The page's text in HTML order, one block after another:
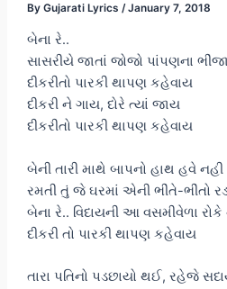
By Gujarati Lyrics /January 7, 2018
બેના રે..
સાસરીયે જાતાં જોજો પાંપણના
દીકરીતો પારકી થાપણ કહેવાય
દીકરી ને ગાય, દોરે ત્યાં જાય
દીકરીતો પારકી થાપણ કહેવાય
બેની તારી માથે બાપનો હાથ હવે
રમતી તું જે ઘરમાં એની ભીંતે-ભીંતો
બેના રે.. વિદાયની આ વસમીવેળા રોકે
દીકરી તો પારકી થાપણ કહેવાય
તારા પતિનો પડછાયો થઈ, રહેજે